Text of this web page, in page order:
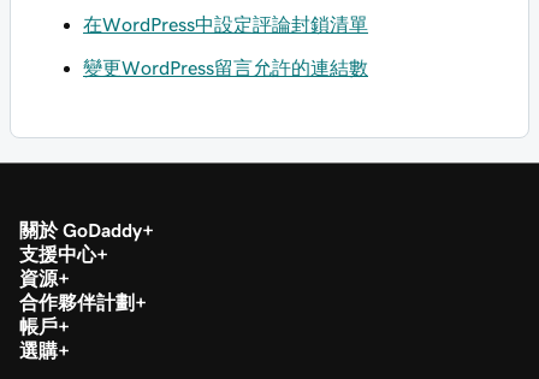
在WordPress中設定評論封鎖清單
變更WordPress留言允許的連結數
關於 GoDaddy
支援中心
資源
合作夥伴計劃
帳戶
選購